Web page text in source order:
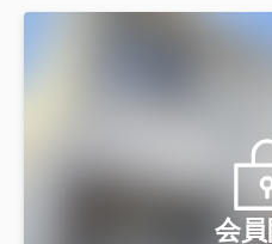
会